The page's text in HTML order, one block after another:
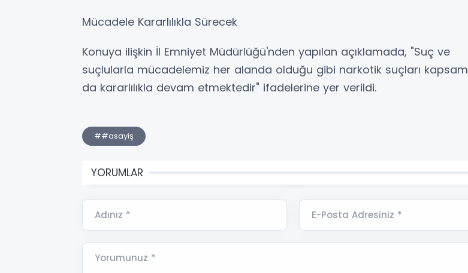
Mücadele Kararlılıkla Sürecek
Konuya ilişkin İl Emniyet Müdürlüğü'nden yapılan açıklamada, "Suç ve
suçlularla mücadelemiz her alanda olduğu gibi narkotik suçları
da kararlılıkla devam etmektedir" ifadelerine yer verildi.
##asayiş
YORUMLAR
Adınız * E-Posta Adresiniz *
Yorumunuz *